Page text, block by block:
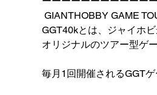
GIANTHOBBY GAME
GGT40kとは、ジャイホ
オリジナルのツアー型ゲ
毎月1回開催されるGGT